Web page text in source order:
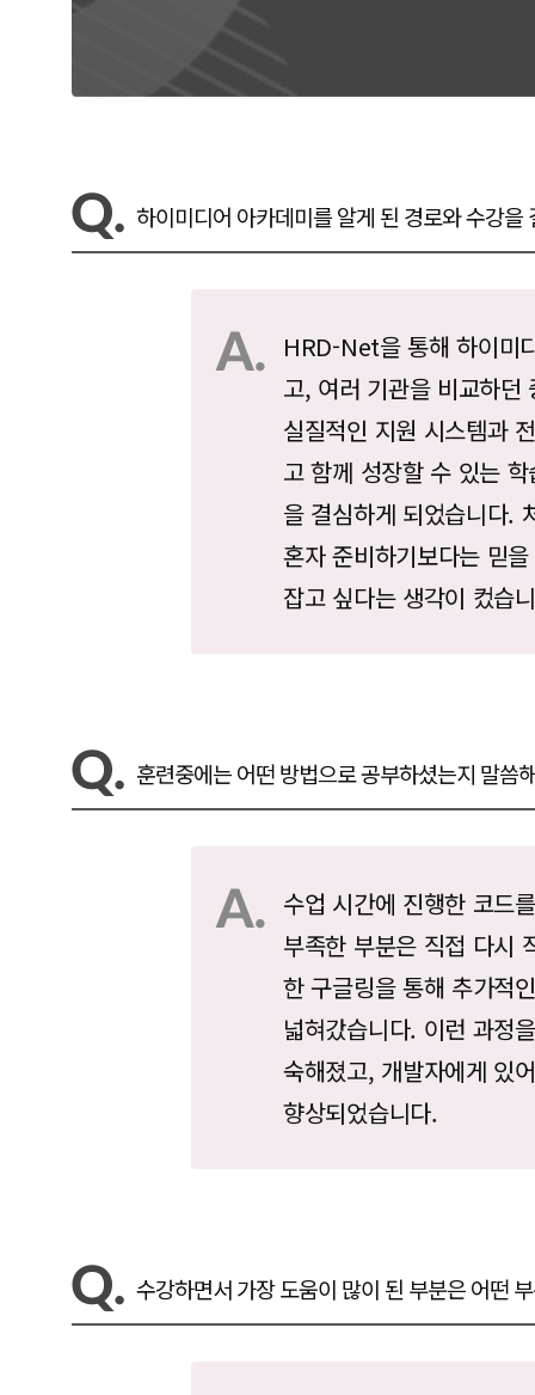
하이미디어 아카데미를 알게 된 경로와 수강을
HRD-Net을 통해 하이미
고, 여러 기관을 비교하던
실질적인 지원 시스템과
고 함께 성장할 수 있는
을 결심하게 되었습니다.
혼자 준비하기보다는 믿
잡고 싶다는 생각이 컸습
훈련중에는 어떤 방법으로 공부하셨는지 말씀
수업 시간에 진행한 코드
부족한 부분은 직접 다시
한 구글링을 통해 추가적
넓혀갔습니다. 이런 과정
숙해졌고, 개발자에게 있
향상되었습니다.
수강하면서 가장 도움이 많이 된 부분은 어떤